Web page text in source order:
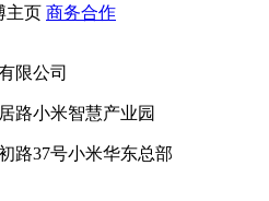
主页 商务合作
限公司
路小米智慧产业园
路37号小米华东总部